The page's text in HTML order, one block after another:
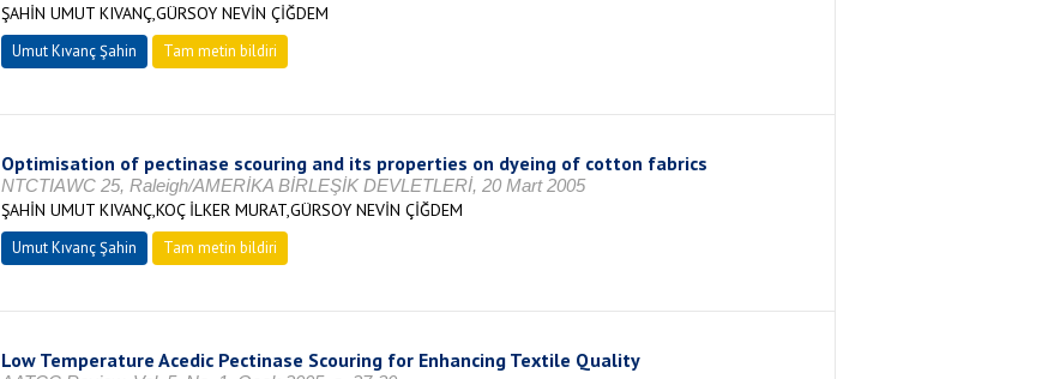
ŞAHİN UMUT KIVANÇ,GÜRSOY NEVİN ÇİĞDEM
Umut Kıvanç Şahin Tam metin bildiri
Optimisation of pectinase scouring and its properties on dyeing of cotton fabrics
NTCTIAWC 25, Raleigh/AMERİKA BİRLEŞİK DEVLETLERİ, 20 Mart 2005
ŞAHİN UMUT KIVANÇ,KOÇ İLKER MURAT,GÜRSOY NEVİN ÇİĞDEM
Umut Kıvanç Şahin Tam metin bildiri
Low Temperature Acedic Pectinase Scouring for Enhancing Textile Quality